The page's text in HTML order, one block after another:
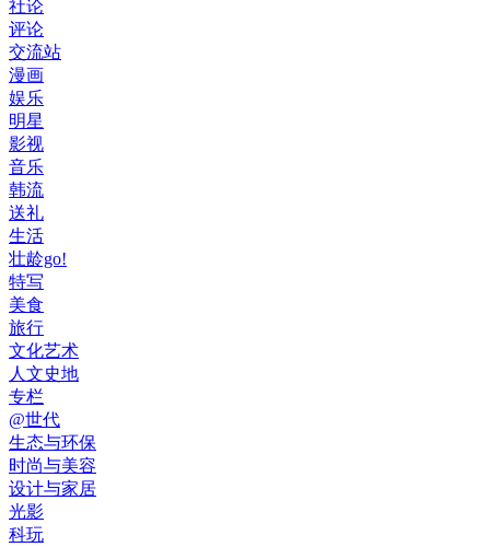
社论
评论
交流站
漫画
娱乐
明星
影视
音乐
韩流
送礼
生活
壮龄go!
特写
美食
旅行
文化艺术
人文史地
专栏
@世代
生态与环保
时尚与美容
设计与家居
光影
科玩